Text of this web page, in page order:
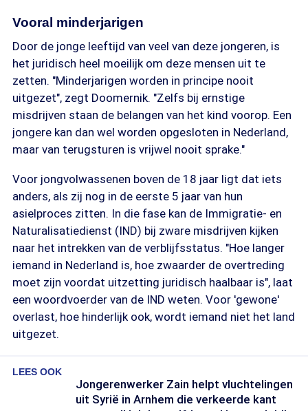
Vooral minderjarigen
Door de jonge leeftijd van veel van deze jongeren, is
het juridisch heel moeilijk om deze mensen uit te
zetten. "Minderjarigen worden in principe nooit
uitgezet", zegt Doomernik. "Zelfs bij ernstige
misdrijven staan de belangen van het kind voorop. Een
jongere kan dan wel worden opgesloten in Nederland,
maar van terugsturen is vrijwel nooit sprake."
Voor jongvolwassenen boven de 18 jaar ligt dat iets
anders, als zij nog in de eerste 5 jaar van hun
asielproces zitten. In die fase kan de Immigratie- en
Naturalisatiedienst (IND) bij zware misdrijven kijken
naar het intrekken van de verblijfsstatus. "Hoe langer
iemand in Nederland is, hoe zwaarder de overtreding
moet zijn voordat uitzetting juridisch haalbaar is", laat
een woordvoerder van de IND weten. Voor 'gewone'
overlast, hoe hinderlijk ook, wordt iemand niet het land
uitgezet.
LEES OOK
Jongerenwerker Zain helpt vluchtelingen
uit Syrië in Arnhem die verkeerde kant